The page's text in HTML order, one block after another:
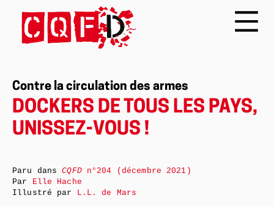
Contre la circulation des armes
DOCKERS DE TOUS LES PAYS,
UNISSEZ-VOUS !
Paru dansCQFDn°204 (décembre 2021)
Par Elle Hache
Illustré par L.L. de Mars